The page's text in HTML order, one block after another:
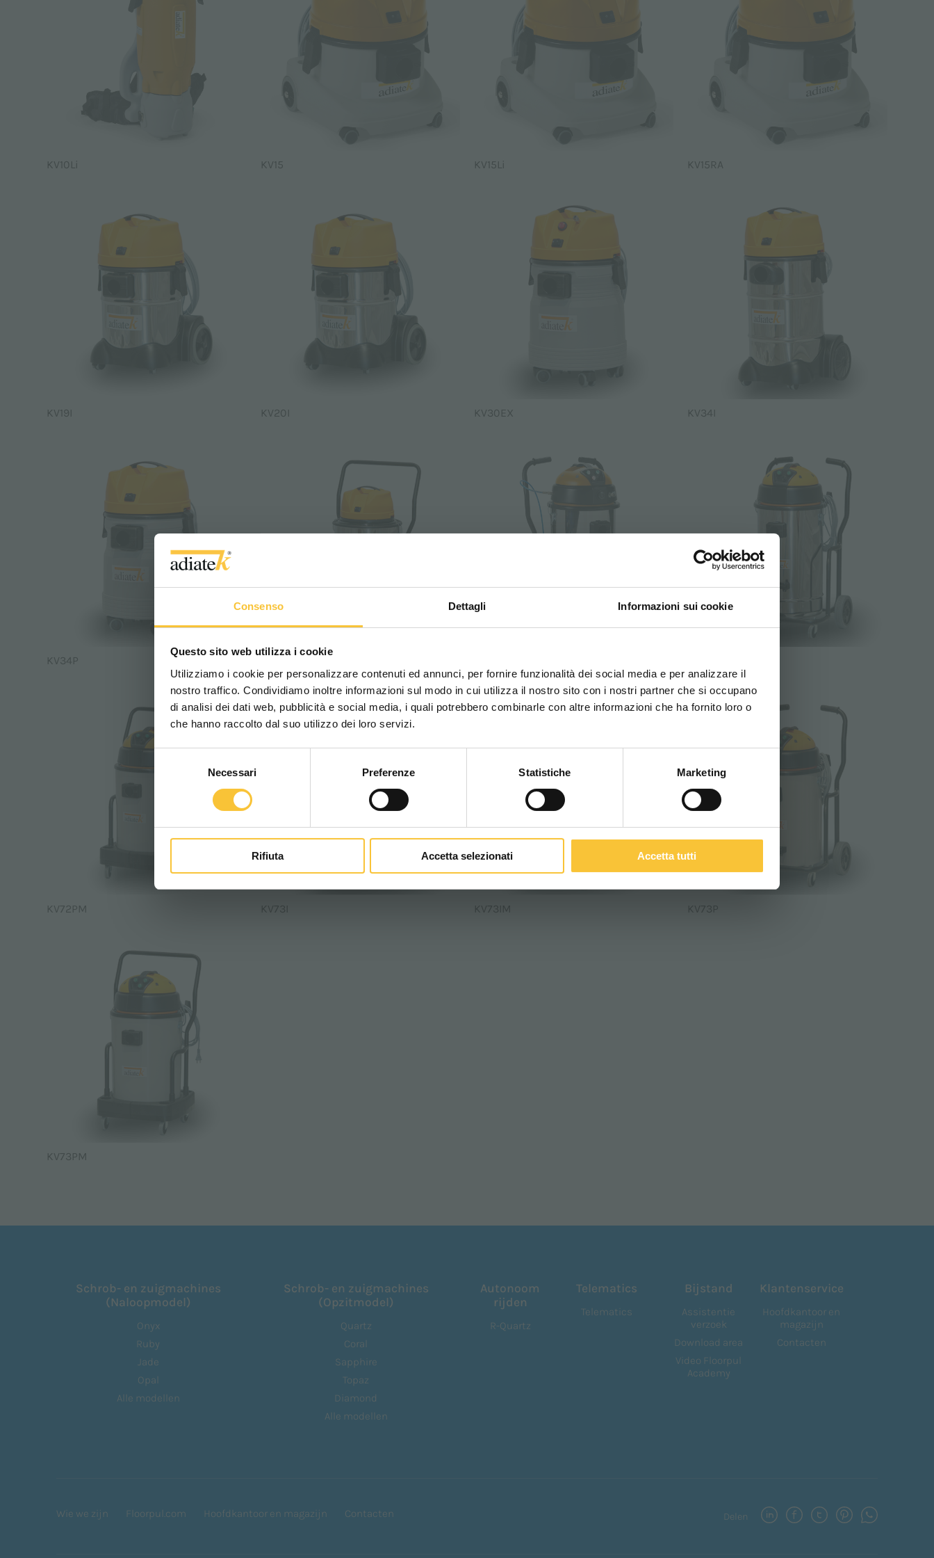
Consenso Dettagli Informazioni sui cookie
Questo sito web utilizza i cookie
Utilizziamo i cookie per personalizzare contenuti ed annunci, per fornire funzionalità dei social media e per analizzare il
nostro traffico. Condividiamo inoltre informazioni sul modo in cui utilizza il nostro sito con i nostri partner che si occupano
di analisi dei dati web, pubblicità e social media, i quali potrebbero combinarle con altre informazioni che ha fornito loro o
che hanno raccolto dal suo utilizzo dei loro servizi.
Necessari Preferenze Statistiche Marketing
Rifiuta Accetta selezionati Accetta tutti
KV10Li KV15 KV15Li KV15RA
KV19I KV20I KV30EX KV34I
KV34P
KV72PM KV73I KV73IM KV73P
KV73PM
Schrob- en zuigmachines
(Naloopmodel)
Onyx
Ruby
Jade
Opal
Alle modellen
Schrob- en zuigmachines
(Opzitmodel)
Quartz
Coral
Sapphire
Topaz
Diamond
Alle modellen
Autonoom
rijden
R-Quartz
Telematics
Telematics
Bijstand
Assistentie
verzoek
Download area
Video Floorpul
Academy
Klantenservice
Hoofdkantoor en
magazijn
Contacten
WORLDWIDE ITALIANO
Wie we zijn Floorpul.com Hoofdkantoor en magazijn Contacten Delen